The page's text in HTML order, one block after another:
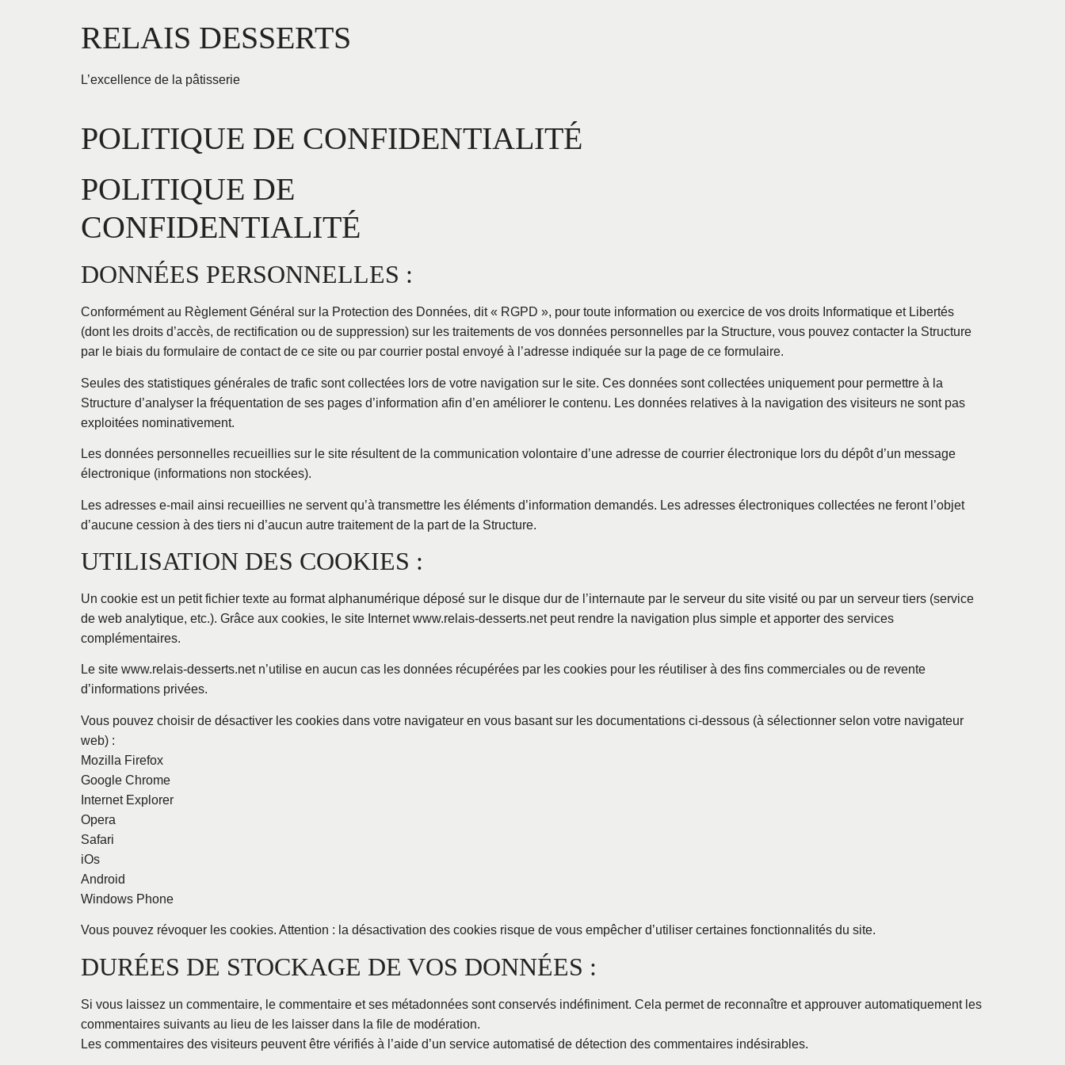
RELAIS DESSERTS
L’excellence de la pâtisserie
POLITIQUE DE CONFIDENTIALITÉ
POLITIQUE DE
CONFIDENTIALITÉ
DONNÉES PERSONNELLES :
Conformément au Règlement Général sur la Protection des Données, dit « RGPD », pour toute information ou exercice de vos droits Informatique et Libertés
(dont les droits d’accès, de rectification ou de suppression) sur les traitements de vos données personnelles par la Structure, vous pouvez contacter la Structure
par le biais du formulaire de contact de ce site ou par courrier postal envoyé à l’adresse indiquée sur la page de ce formulaire.
Seules des statistiques générales de trafic sont collectées lors de votre navigation sur le site. Ces données sont collectées uniquement pour permettre à la
Structure d’analyser la fréquentation de ses pages d’information afin d’en améliorer le contenu. Les données relatives à la navigation des visiteurs ne sont pas
exploitées nominativement.
Les données personnelles recueillies sur le site résultent de la communication volontaire d’une adresse de courrier électronique lors du dépôt d’un message
électronique (informations non stockées).
Les adresses e-mail ainsi recueillies ne servent qu’à transmettre les éléments d’information demandés. Les adresses électroniques collectées ne feront l’objet
d’aucune cession à des tiers ni d’aucun autre traitement de la part de la Structure.
UTILISATION DES COOKIES :
Un cookie est un petit fichier texte au format alphanumérique déposé sur le disque dur de l’internaute par le serveur du site visité ou par un serveur tiers (service
de web analytique, etc.). Grâce aux cookies, le site Internet www.relais-desserts.net peut rendre la navigation plus simple et apporter des services
complémentaires.
Le site www.relais-desserts.net n’utilise en aucun cas les données récupérées par les cookies pour les réutiliser à des fins commerciales ou de revente
d’informations privées.
Vous pouvez choisir de désactiver les cookies dans votre navigateur en vous basant sur les documentations ci-dessous (à sélectionner selon votre navigateur
web) :
Mozilla Firefox
Google Chrome
Internet Explorer
Opera
Safari
iOs
Android
Windows Phone
Vous pouvez révoquer les cookies. Attention : la désactivation des cookies risque de vous empêcher d’utiliser certaines fonctionnalités du site.
DURÉES DE STOCKAGE DE VOS DONNÉES :
Si vous laissez un commentaire, le commentaire et ses métadonnées sont conservés indéfiniment. Cela permet de reconnaître et approuver automatiquement les
commentaires suivants au lieu de les laisser dans la file de modération.
Les commentaires des visiteurs peuvent être vérifiés à l’aide d’un service automatisé de détection des commentaires indésirables.